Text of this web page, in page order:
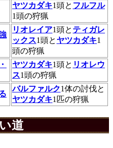
ヤツカダキ1頭と フルフル
1頭の狩猟
リオレイア1頭と ティガレ
ックス1頭と ヤツカダキ1
頭の狩猟
ヤツカダキ1頭と リオレウ
ス1頭の狩猟
バルファルク1体の討伐と
ヤツカダキ1匹の狩猟
道